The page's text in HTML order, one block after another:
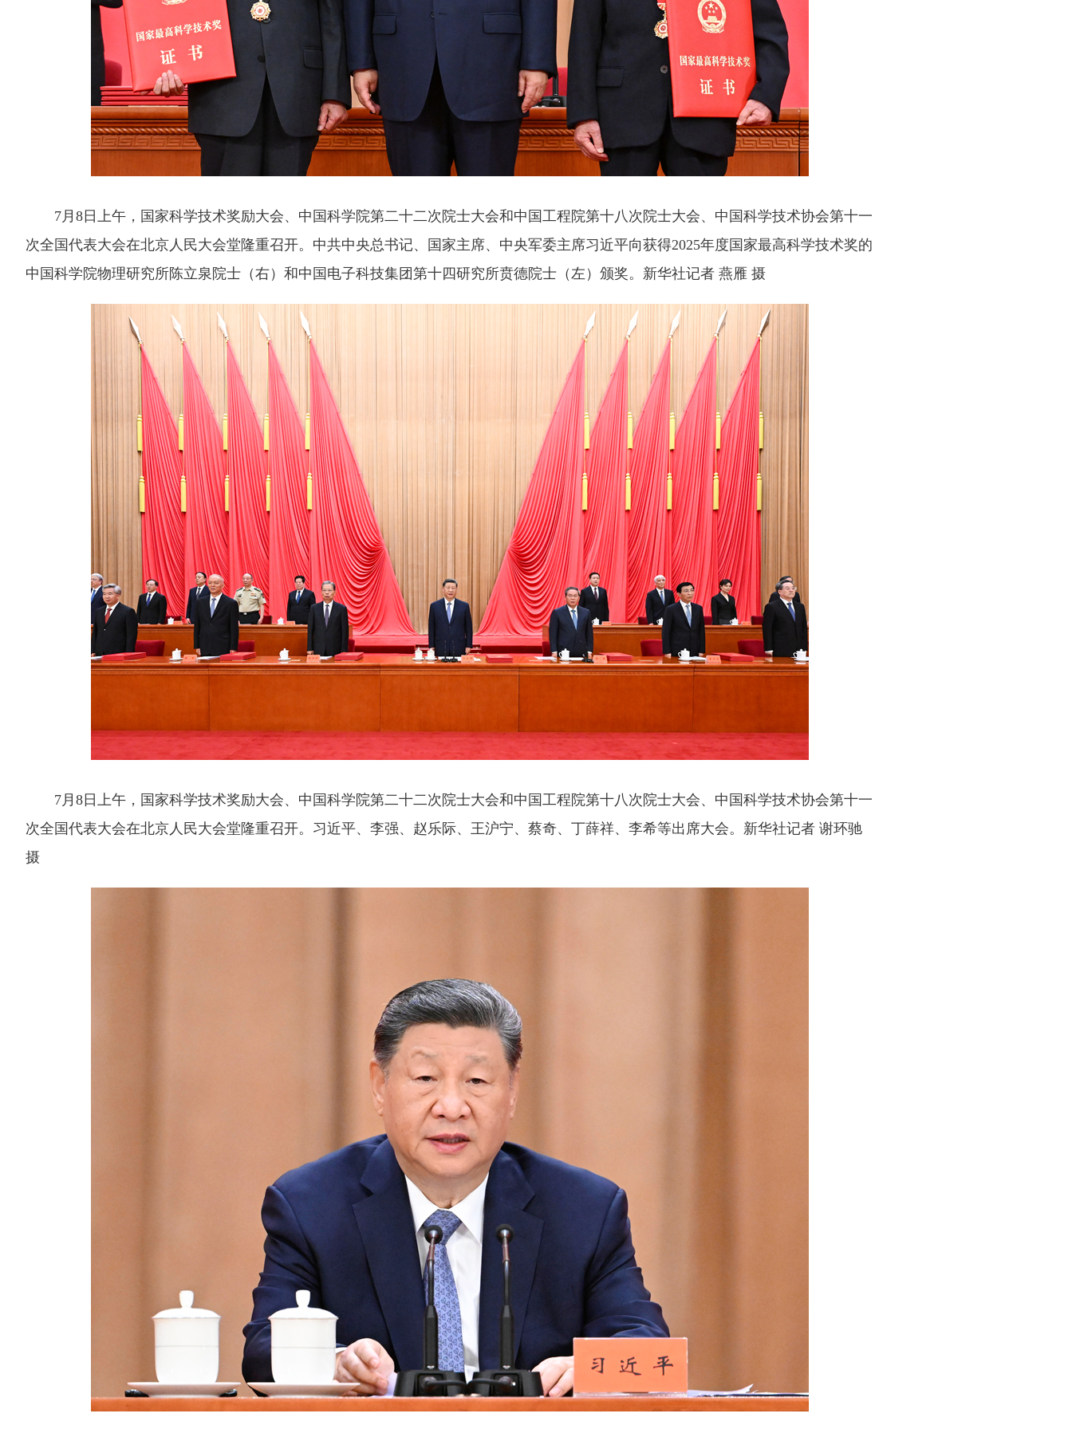
7月8日上午，国家科学技术奖励大会、中国科学院第二十二次院士大会和中国工程院第十八次院士大会、中国科学技术协会第十一
次全国代表大会在北京人民大会堂隆重召开。中共中央总书记、国家主席、中央军委主席习近平向获得2025年度国家最高科学技术奖的
中国科学院物理研究所陈立泉院士（右）和中国电子科技集团第十四研究所贲德院士（左）颁奖。新华社记者 燕雁 摄
7月8日上午，国家科学技术奖励大会、中国科学院第二十二次院士大会和中国工程院第十八次院士大会、中国科学技术协会第十一
次全国代表大会在北京人民大会堂隆重召开。习近平、李强、赵乐际、王沪宁、蔡奇、丁薛祥、李希等出席大会。新华社记者 谢环驰
摄